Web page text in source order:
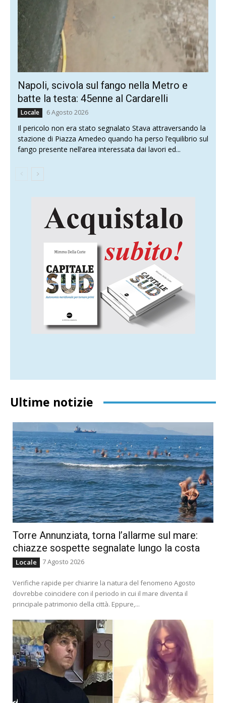
Napoli, scivola sul fango nella Metro e
batte la testa: 45enne al Cardarelli
Locale 6 Agosto 2026
Il pericolo non era stato segnalato Stava attraversando la
stazione di Piazza Amedeo quando ha perso l’equilibrio sul
fango presente nell’area interessata dai lavori ed...
Ultime notizie
Torre Annunziata, torna l’allarme sul mare:
chiazze sospette segnalate lungo la costa
Locale 7 Agosto 2026
Verifiche rapide per chiarire la natura del fenomeno Agosto
dovrebbe coincidere con il periodo in cui il mare diventa il
principale patrimonio della città. Eppure,...